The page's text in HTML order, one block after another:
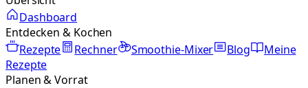
Dashboard
Entdecken & Kochen
Rezepte
Rechner Smoothie-Mixer Blog
Meine
Rezepte
Planen & Vorrat